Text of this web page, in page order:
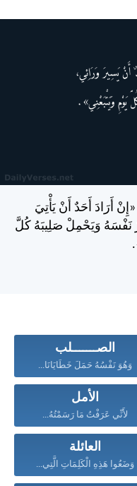
أَرَادَ أَحَدٌ أَنْ يَأْتِيَ
نَفْسَهُ وَيَحْمِلْ صَلِيبَهُ كُلَّ
الصـــــــلب
وَهُوَ نَفْسُهُ حَمَلَ خَطَايَانَا...
الأمل
لأَنِّي عَرَفْتُ مَا رَسَمْتُهُ...
العائلة
وَضَعُوا هَذِهِ الْكَلِمَاتِ الَّتِي...